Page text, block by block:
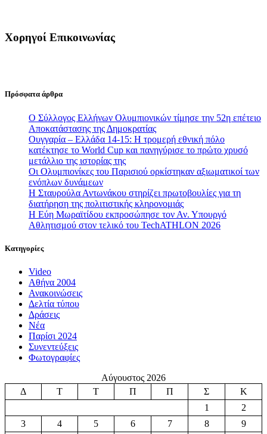
Χορηγοί Επικοινωνίας
Πρόσφατα άρθρα
Ο Σύλλογος Ελλήνων Ολυμπιονικών τίμησε την 52η επέτειο
Αποκατάστασης της Δημοκρατίας
Ουγγαρία – Ελλάδα 14-15: Η τρομερή εθνική πόλο
κατέκτησε το World Cup και πανηγύρισε το πρώτο χρυσό
μετάλλιο της ιστορίας της
Οι Ολυμπιονίκες του Παρισιού ορκίστηκαν αξιωματικοί των
ενόπλων δυνάμεων
Η Σταυρούλα Αντωνάκου στηρίζει πρωτοβουλίες για τη
διατήρηση της πολιτιστικής κληρονομιάς
Η Εύη Μωραϊτίδου εκπροσώπησε τον Αν. Υπουργό
Αθλητισμού στον τελικό του TechATHLON 2026
Κατηγορίες
Video
Αθήνα 2004
Ανακοινώσεις
Δελτία τύπου
Δράσεις
Νέα
Παρίσι 2024
Συνεντεύξεις
Φωτογραφίες
Αύγουστος 2026
Δ
Τ Τ Π Π Σ
Κ
1
2
3
4 5 6 7 8 9